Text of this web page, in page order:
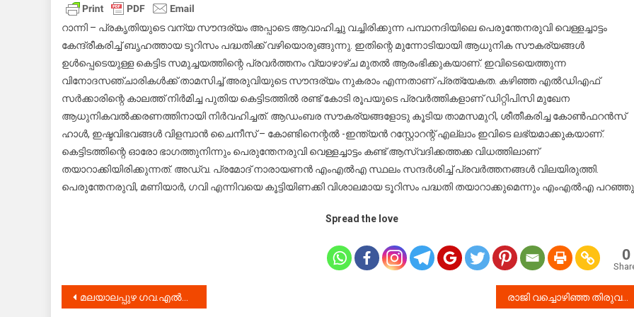
പുതിയ
മുഖം
റാന്നി – പ്രകൃതിയുടെ വന്യ സൗന്ദര്യം അപ്പാടെ ആവാഹിച്ചു വച്ചിരിക്കുന്ന പമ്പാനദിയിലെ പെരുന്തേനരുവി വെള്ളച്ചാട്ടം
കേന്ദ്രീകരിച്ച് ബൃഹത്തായ ടൂറിസം പദ്ധതിക്ക് വഴിയൊരുങ്ങുന്നു. ഇതിന്റെ മുന്നോടിയായി ആധുനിക സൗകര്യങ്ങൾ
ഉൾപ്പെടെയുള്ള കെട്ടിട സമുച്ചയത്തിന്റെ പ്രവർത്തനം വ്യാഴാഴ്ച മുതൽ ആരംഭിക്കുകയാണ്. ഇവിടെയെത്തുന്ന
വിനോദസഞ്ചാരികൾക്ക് താമസിച്ച് അരുവിയുടെ സൗന്ദര്യം നുകരാം എന്നതാണ് പ്രത്യേകത. കഴിഞ്ഞ എൽഡിഎഫ്
സർക്കാരിന്റെ കാലത്ത് നിർമിച്ച പുതിയ കെട്ടിടത്തിൽ രണ്ട് കോടി രൂപയുടെ പ്രവർത്തികളാണ് ഡിറ്റിപിസി മുഖേന
ആധുനികവൽക്കരണത്തിനായി നിർവഹിച്ചത്. ആഡംബര സൗകര്യങ്ങളോടു കൂടിയ താമസമുറി, ശീതീകരിച്ച കോൺഫറൻസ്
ഹാൾ, ഇഷ്ടവിഭവങ്ങൾ വിളമ്പാൻ ചൈനീസ് – കോണ്ടിനെന്റൽ -ഇന്ത്യൻ റസ്റ്റോറന്റ് എല്ലാം ഇവിടെ ലഭ്യമാക്കുകയാണ്.
കെട്ടിടത്തിന്റെ ഓരോ ഭാഗത്തുനിന്നും പെരുന്തേനരുവി വെള്ളച്ചാട്ടം കണ്ട് ആസ്വദിക്കത്തക്ക വിധത്തിലാണ്
തയാറാക്കിയിരിക്കുന്നത്. അഡ്വ. പ്രമോദ് നാരായണൻ എംഎൽഎ സ്ഥലം സന്ദർശിച്ച് പ്രവർത്തനങ്ങൾ വിലയിരുത്തി.
പെരുന്തേനരുവി, മണിയാർ, ഗവി എന്നിവയെ കൂട്ടിയിണക്കി വിശാലമായ ടൂറിസം പദ്ധതി തയാറാക്കുമെന്നും എംഎൽഎ
Spread the love
0
Post
മലയാലപ്പുഴ ഗവ.എൽപി സ്‌കൂളിലെ പുതിയ കെട്ടിടത്തിന്റെ നിർമ്മാണ ഉദ്ഘാടനം രാജി വച്ചൊഴിഞ്ഞ തിരുവല്ല നഗരസഭാ ചെയർപേഴ്‌സൺ സെക്രട്ടറിക്ക് കൊടുത്തിരിക്കുന്നത് മുട്ടൻ പണി